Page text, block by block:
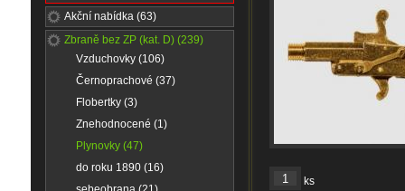
Akční nabídka (63)
Zbraně bez ZP (kat. D) (239)
Vzduchovky (106)
Černoprachové (37)
Flobertky (3)
Znehodnocené (1)
Plynovky (47)
do roku 1890 (16)
ks